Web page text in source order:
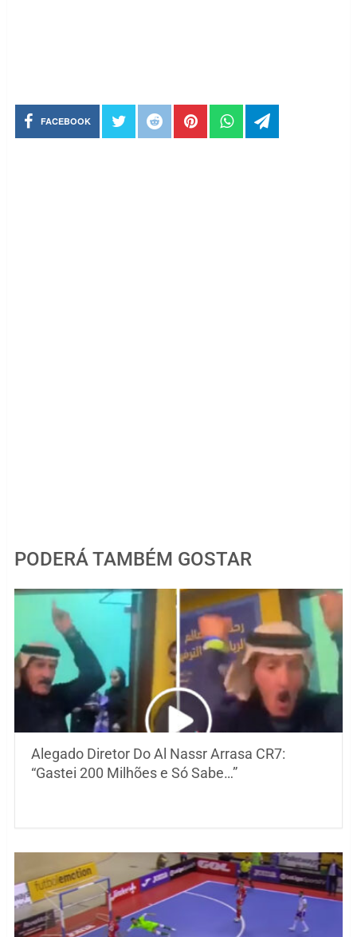
FACEBOOK
PODERÁ TAMBÉM GOSTAR
Alegado Diretor Do Al Nassr Arrasa CR7:
“Gastei 200 Milhões e Só Sabe…”